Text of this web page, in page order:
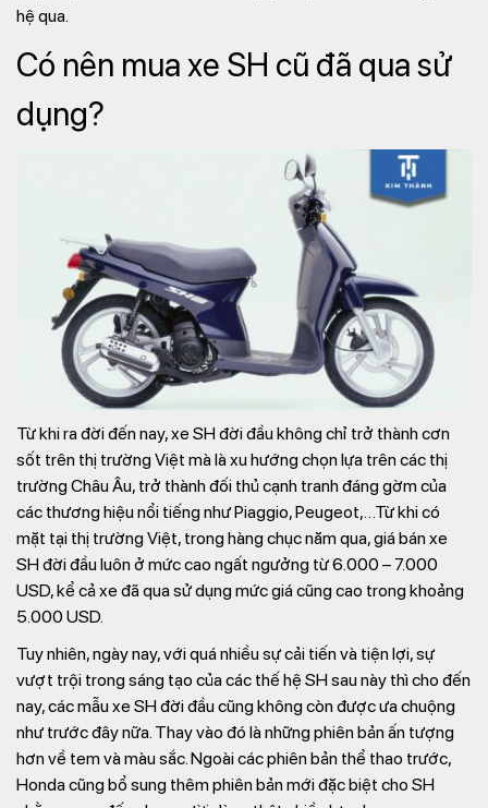
hệ qua.
Có nên mua xe SH cũ đã qua sử
dụng?
Từ khi ra đời đến nay, xe SH đời đầu không chỉ trở thành cơn
sốt trên thị trường Việt mà là xu hướng chọn lựa trên các thị
trường Châu Âu, trở thành đối thủ cạnh tranh đáng gờm của
các thương hiệu nổi tiếng như Piaggio, Peugeot,…Từ khi có
mặt tại thị trường Việt, trong hàng chục năm qua, giá bán xe
SH đời đầu luôn ở mức cao ngất ngưởng từ 6.000 – 7.000
USD, kể cả xe đã qua sử dụng mức giá cũng cao trong khoảng
5.000 USD.
Tuy nhiên, ngày nay, với quá nhiều sự cải tiến và tiện lợi, sự
vượt trội trong sáng tạo của các thế hệ SH sau này thì cho đến
nay, các mẫu xe SH đời đầu cũng không còn được ưa chuộng
như trước đây nữa. Thay vào đó là những phiên bản ấn tượng
hơn về tem và màu sắc. Ngoài các phiên bản thể thao trước,
Honda cũng bổ sung thêm phiên bản mới đặc biệt cho SH